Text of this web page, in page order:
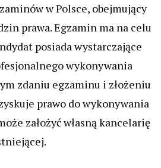
w Polsce, obejmujący
prawa. Egzamin ma na celu
posiada wystarczające
wykonywania
zdaniu egzaminu i złożeniu
prawo do wykonywania
założyć własną kancelarię